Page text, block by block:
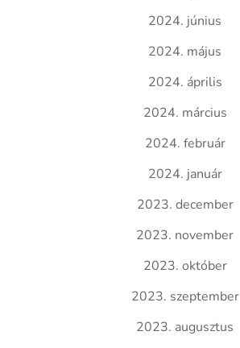
2024. június
2024. május
2024. április
2024. március
2024. február
2024. január
2023. december
2023. november
2023. október
2023. szeptember
2023. augusztus